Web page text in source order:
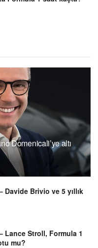
Domenicali’ye altı
Davide Brivio ve 5 yıllık
Lance Stroll, Formula 1
mu?